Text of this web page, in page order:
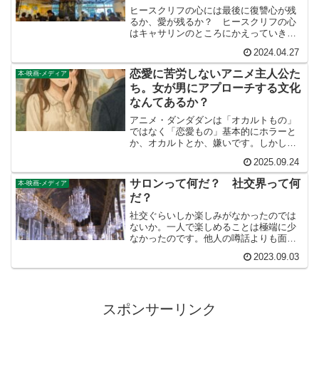
す。それが生きることだから。
ヒースクリフの心には最後に復讐心が残
るか、愛が残るか？ ヒースクリフの心
はキャサリンのところにかえっていきま
ャシーの愛情が勝つか？ 嵐が丘の正当
な血をうけたヘアトンが選んだのは、キ
ャシーの愛情でした。『嵐が丘』はそう
いう物語だったのです。
2024.04.27
本-映画-メディア
恋愛に苦労しないアニメ主人公た
ち。女が男にアプローチする文化
なんてあるか？
アニメ・ダンダダンは「オカルトもの」
ではなく「恋愛もの」基本的にホラーと
か、オカルトとか、嫌いです。しかし現
ン』を見ています。オカルトバトルへの
興味からではなく、綾瀬桃のキャラクタ
ーが私のセンスに合ったから...
2025.09.24
本-映画-メディア
サロンって何だ？ 社交界って何
だ？
社交ぐらいしか楽しみがなかったのでは
ないか。一人で楽しめることは極端に少
なかったのです。他人の噂話よりも面白
した。だからサロン文化は廃れたので
す。人々は平等になったんだなあ。
2023.09.03
スポンサーリンク